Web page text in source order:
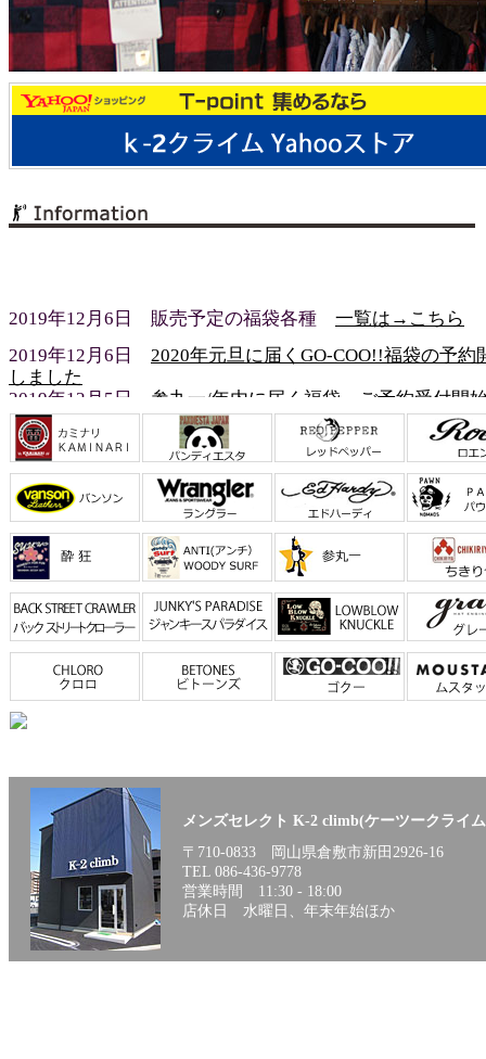
2019年12月6日 販売予定の福袋各種 一覧は→こちら
2019年12月6日 2020年元旦に届くGO-COO!!福袋の予約
しました
2019年12月5日 参丸一/年内に届く福袋 ご予約受付開
した
店舗の営業について
所在地/倉敷市新田2926-16 営業時間/11時30分～19時
日/水曜日
メンズセレクト K-2 climb(ケーツークライ
〒710-0833 岡山県倉敷市新田2926-16
TEL 086-436-9778
営業時間 11:30 - 18:00
店休日 水曜日、年末年始ほか